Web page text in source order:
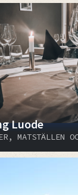
Luode
MATSTÄLLEN